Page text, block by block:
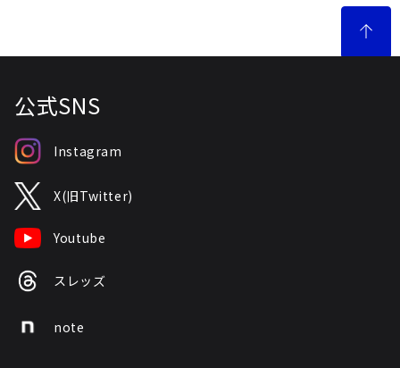
公式SNS
Instagram
X(旧Twitter)
Youtube
スレッズ
note